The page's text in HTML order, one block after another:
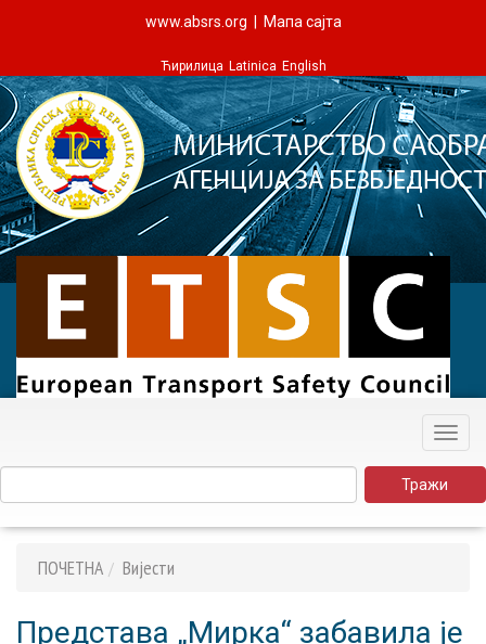
www.absrs.org Мапа сајта
Ћирилица Latinica English
ПОЧЕТНА Вијести
Представа „Мирка“ забавила је